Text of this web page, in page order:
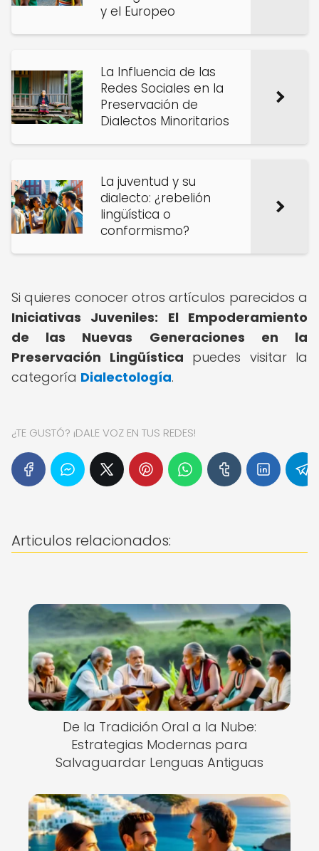
y el Europeo
La Influencia de las
Redes Sociales en la
Preservación de
Dialectos Minoritarios
La juventud y su
dialecto: ¿rebelión
lingüística o
conformismo?
Si quieres conocer otros artículos parecidos a
Iniciativas Juveniles: El Empoderamiento
de las Nuevas Generaciones en la
Preservación Lingüística puedes visitar la
categoría Dialectología.
¿TE GUSTÓ? ¡DALE VOZ EN TUS REDES!
Articulos relacionados:
De la Tradición Oral a la Nube:
Estrategias Modernas para
Salvaguardar Lenguas Antiguas